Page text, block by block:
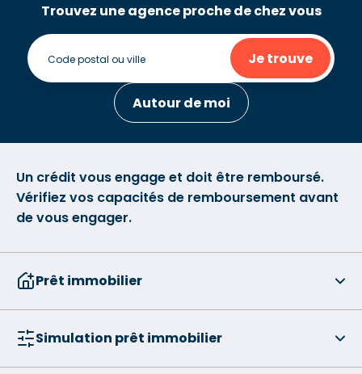
Trouvez une agence proche de chez vous
Je trouve
Autour de moi
Un crédit vous engage et doit être remboursé.
Vérifiez vos capacités de remboursement avant
de vous engager.
Prêt immobilier
Simulation prêt immobilier